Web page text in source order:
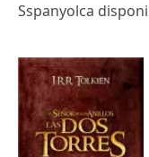
Sspanyolca